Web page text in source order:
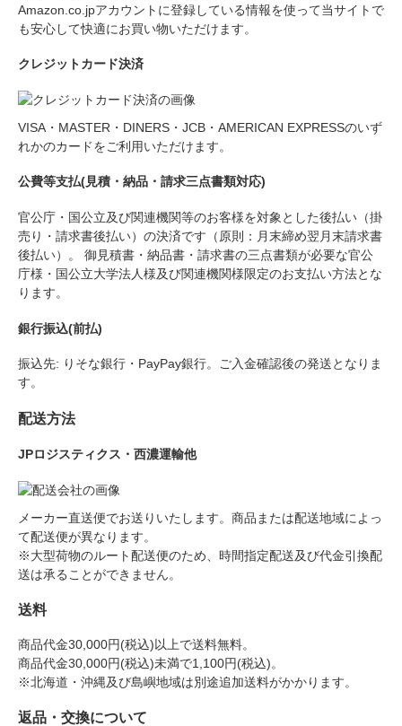
Amazon.co.jpアカウントに登録している情報を使って当サイトで
も安心して快適にお買い物いただけます。
クレジットカード決済
VISA・MASTER・DINERS・JCB・AMERICAN EXPRESSのいず
れかのカードをご利用いただけます。
公費等支払(見積・納品・請求三点書類対応)
官公庁・国公立及び関連機関等のお客様を対象とした後払い（掛
売り・請求書後払い）の決済です（原則：月末締め翌月末請求書
後払い）。 御見積書・納品書・請求書の三点書類が必要な官公
庁様・国公立大学法人様及び関連機関様限定のお支払い方法とな
ります。
銀行振込(前払)
振込先: りそな銀行・PayPay銀行。ご入金確認後の発送となりま
す。
配送方法
JPロジスティクス・西濃運輸他
メーカー直送便でお送りいたします。商品または配送地域によっ
て配送便が異なります。
※大型荷物のルート配送便のため、時間指定配送及び代金引換配
送は承ることができません。
送料
商品代金30,000円(税込)以上で送料無料。
商品代金30,000円(税込)未満で1,100円(税込)。
※北海道・沖縄及び島嶼地域は別途追加送料がかかります。
返品・交換について